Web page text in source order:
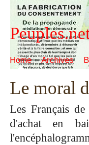
Home Archives
Le moral
Les Français
d'achat en